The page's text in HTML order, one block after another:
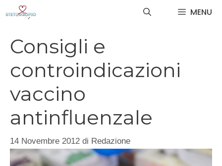
MENU
Consigli e
controindicazioni
vaccino
antinfluenzale
14 Novembre 2012 di Redazione